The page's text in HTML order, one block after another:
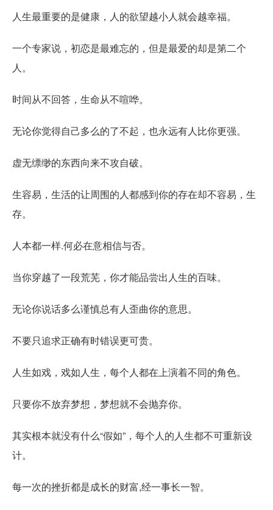
人生最重要的是健康，人的欲望越小人就会越幸福。
一个专家说，初恋是最难忘的，但是最爱的却是第二个
人。
时间从不回答，生命从不喧哗。
无论你觉得自己多么的了不起，也永远有人比你更强。
虚无缥缈的东西向来不攻自破。
生容易，生活的让周围的人都感到你的存在却不容易，生
存。
人本都一样.何必在意相信与否。
当你穿越了一段荒芜，你才能品尝出人生的百味。
无论你说话多么谨慎总有人歪曲你的意思。
不要只追求正确有时错误更可贵。
人生如戏，戏如人生，每个人都在上演着不同的角色。
只要你不放弃梦想，梦想就不会抛弃你。
其实根本就没有什么“假如”，每个人的人生都不可重新设
计。
每一次的挫折都是成长的财富,经一事长一智。